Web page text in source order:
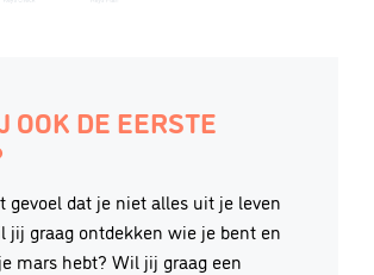
OOK DE EERSTE
gevoel dat je niet alles uit je leven
jij graag ontdekken wie je bent en
mars hebt? Wil jij graag een